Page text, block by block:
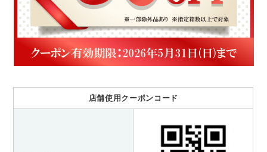
店舗使用クーポンコード